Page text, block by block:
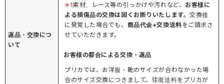
返品・交換につ
いて
※1素材、レース等の引っかけや汚れなど、 お客様に
よる損傷品の交換は固くお断りいたします。交換後
に発覚した場合でも、 商品代金+交換送料をご請求さ
せていただきます。
お客様の都合による交換・返品
プリカでは、お洋服・靴のサイズが合わなかった場
合のサイズ交換につきまして、往復送料をプリカが